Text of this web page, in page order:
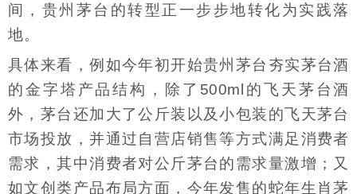
间，贵州茅台的转型正一步步地转化为实践落
地。
具体来看，例如今年初开始贵州茅台夯实茅台酒
的金字塔产品结构，除了500ml的飞天茅台酒
外，茅台还加大了公斤装以及小包装的飞天茅台
市场投放，并通过自营店销售等方式满足消费者
需求，其中消费者对公斤茅台的需求量激增；又
如文创类产品布局方面，今年发售的蛇年生肖茅